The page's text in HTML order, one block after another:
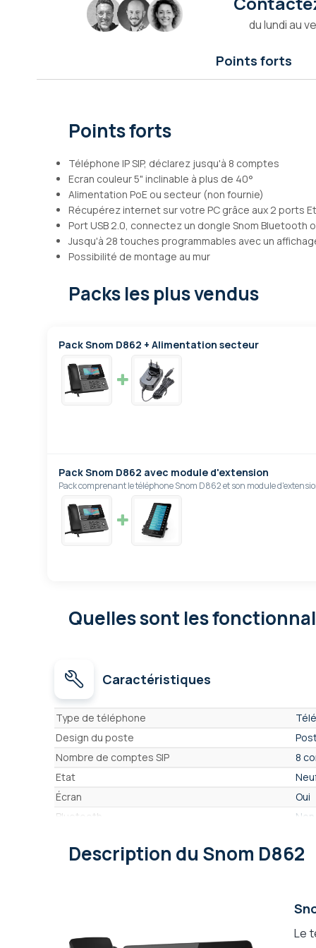
du lundi au
Points forts
Points forts
Téléphone IP SIP, déclarez jusqu'à 8 comptes
Ecran couleur 5" inclinable à plus de 40°
Alimentation PoE ou secteur (non fournie)
Récupérez internet sur votre PC grâce aux 2 ports
Port USB 2.0, connectez un dongle Snom Bluetooth
Jusqu'à 28 touches programmables avec un
Possibilité de montage au mur
Packs les plus vendus
Pack Snom D862 + Alimentation secteur
Pack Snom D862 avec module d'extension
Pack comprenant le téléphone Snom D862 et son module
Quelles sont les
Caractéristiques
Caractéristiques
Type de téléphone
Design du poste
Nombre de comptes SIP
8
Etat
Écran
Oui
Bluetooth
Non
Wifi
Non
Oui
Touches programmables
Oui
Description du Snom D862
Le